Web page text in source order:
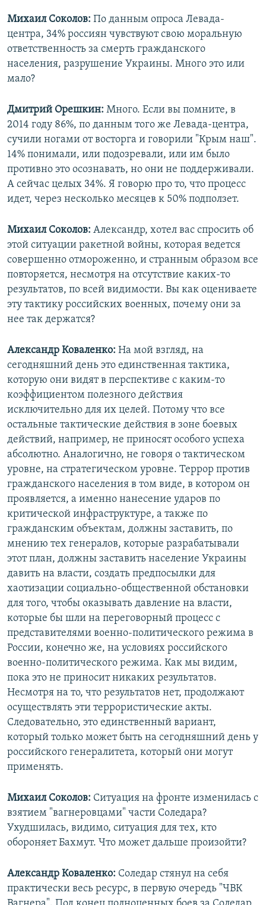
Михаил Соколов: По данным опроса Левада-
центра, 34% россиян чувствуют свою моральную
ответственность за смерть гражданского
населения, разрушение Украины. Много это или
мало?
Дмитрий Орешкин: Много. Если вы помните, в
2014 году 86%, по данным того же Левада-центра,
сучили ногами от восторга и говорили "Крым наш".
14% понимали, или подозревали, или им было
противно это осознавать, но они не поддерживали.
А сейчас целых 34%. Я говорю про то, что процесс
идет, через несколько месяцев к 50% подползет.
Михаил Соколов: Александр, хотел вас спросить об
этой ситуации ракетной войны, которая ведется
совершенно отмороженно, и странным образом все
повторяется, несмотря на отсутствие каких-то
результатов, по всей видимости. Вы как оцениваете
эту тактику российских военных, почему они за
нее так держатся?
Александр Коваленко: На мой взгляд, на
сегодняшний день это единственная тактика,
которую они видят в перспективе с каким-то
коэффициентом полезного действия
исключительно для их целей. Потому что все
остальные тактические действия в зоне боевых
действий, например, не приносят особого успеха
абсолютно. Аналогично, не говоря о тактическом
уровне, на стратегическом уровне. Террор против
гражданского населения в том виде, в котором он
проявляется, а именно нанесение ударов по
критической инфраструктуре, а также по
гражданским объектам, должны заставить, по
мнению тех генералов, которые разрабатывали
этот план, должны заставить население Украины
давить на власти, создать предпосылки для
хаотизации социально-общественной обстановки
для того, чтобы оказывать давление на власти,
которые бы шли на переговорный процесс с
представителями военно-политического режима в
России, конечно же, на условиях российского
военно-политического режима. Как мы видим,
пока это не приносит никаких результатов.
Несмотря на то, что результатов нет, продолжают
осуществлять эти террористические акты.
Следовательно, это единственный вариант,
который только может быть на сегодняшний день у
российского генералитета, который они могут
применять.
Михаил Соколов: Ситуация на фронте изменилась с
взятием "вагнеровцами" части Соледара?
Ухудшилась, видимо, ситуация для тех, кто
обороняет Бахмут. Что может дальше произойти?
Александр Коваленко: Соледар стянул на себя
практически весь ресурс, в первую очередь "ЧВК